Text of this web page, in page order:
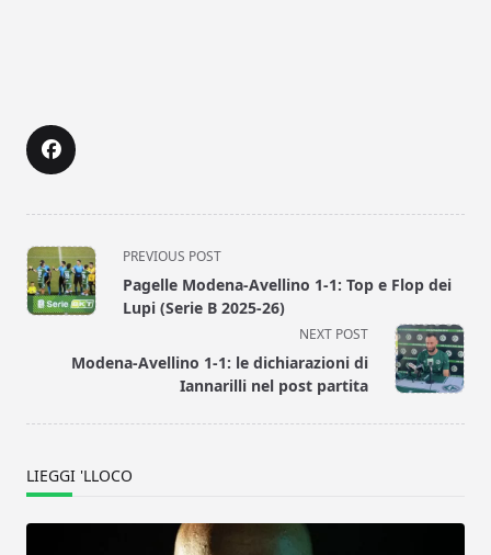
<span
class="nav-
subtitle
reader-
text">Page</span>
PREVIOUS POST
Pagelle Modena-Avellino 1-1: Top e Flop dei
Lupi (Serie B 2025-26)
NEXT POST
Modena-Avellino 1-1: le dichiarazioni di
Iannarilli nel post partita
LIEGGI 'LLOCO